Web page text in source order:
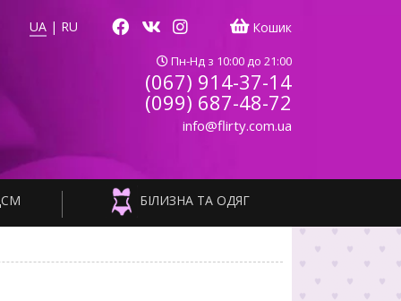
UA | RU Кошик
Пн-Нд з 10:00 до 21:00
(067) 914-37-14
(099) 687-48-72
info@flirty.com.ua
БІЛИЗНА ТА ОДЯГ